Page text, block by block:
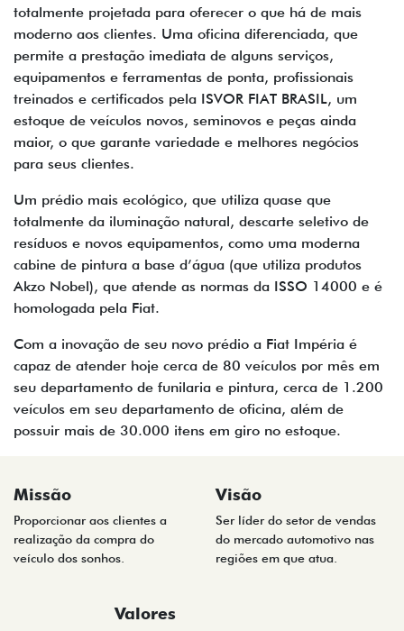
totalmente projetada para oferecer o que há de mais
moderno aos clientes. Uma oficina diferenciada, que
permite a prestação imediata de alguns serviços,
equipamentos e ferramentas de ponta, profissionais
treinados e certificados pela ISVOR FIAT BRASIL, um
estoque de veículos novos, seminovos e peças ainda
maior, o que garante variedade e melhores negócios
para seus clientes.
Um prédio mais ecológico, que utiliza quase que
totalmente da iluminação natural, descarte seletivo de
resíduos e novos equipamentos, como uma moderna
cabine de pintura a base d’água (que utiliza produtos
Akzo Nobel), que atende as normas da ISSO 14000 e é
homologada pela Fiat.
Com a inovação de seu novo prédio a Fiat Impéria é
capaz de atender hoje cerca de 80 veículos por mês em
seu departamento de funilaria e pintura, cerca de 1.200
veículos em seu departamento de oficina, além de
possuir mais de 30.000 itens em giro no estoque.
Missão
Proporcionar aos clientes a
realização da compra do
veículo dos sonhos.
Visão
Ser líder do setor de vendas
do mercado automotivo nas
regiões em que atua.
Valores